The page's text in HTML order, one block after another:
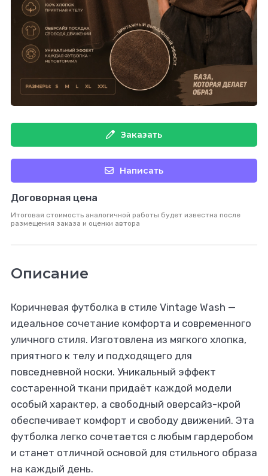
Заказать
Написать
Договорная цена
Итоговая стоимость аналогичной работы будет известна после
размещения заказа и оценки автора
Описание
Коричневая футболка в стиле Vintage Wash —
идеальное сочетание комфорта и современного
уличного стиля. Изготовлена из мягкого хлопка,
приятного к телу и подходящего для
повседневной носки. Уникальный эффект
состаренной ткани придаёт каждой модели
особый характер, а свободный оверсайз-крой
обеспечивает комфорт и свободу движений. Эта
футболка легко сочетается с любым гардеробом
и станет отличной основой для стильного образа
на каждый день.